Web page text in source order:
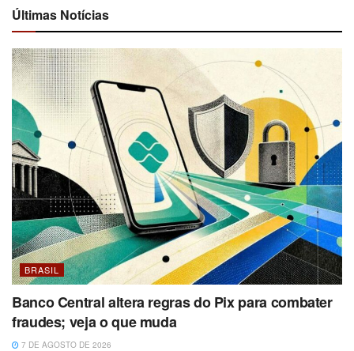
Últimas Notícias
BRASIL
Banco Central altera regras do Pix para combater
fraudes; veja o que muda
7 DE AGOSTO DE 2026